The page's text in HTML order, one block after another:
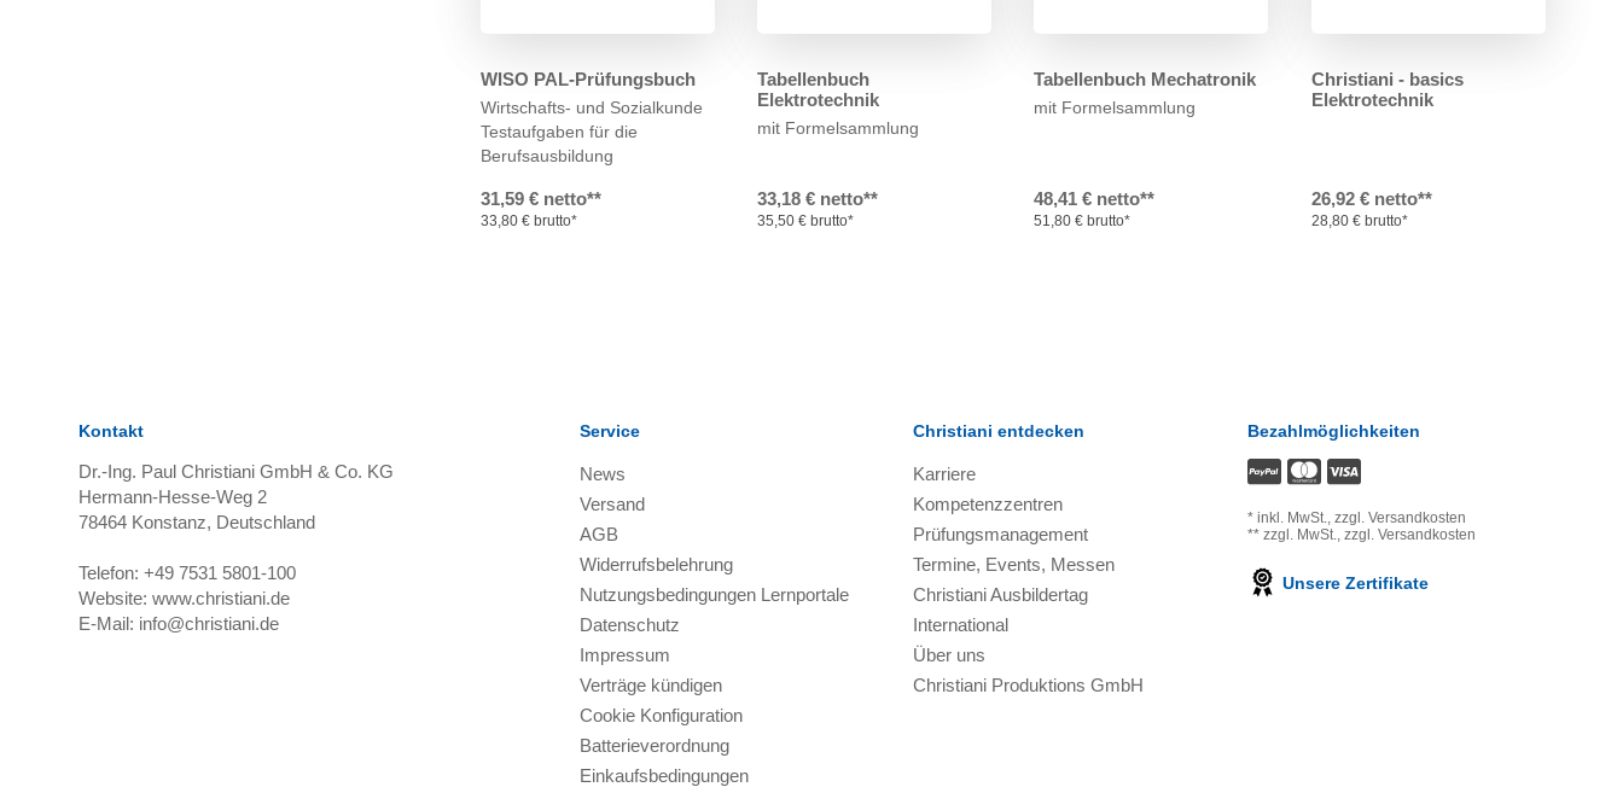
WISO PAL-Prüfungsbuch
Wirtschafts- und Sozialkunde
Testaufgaben für die
Berufsausbildung
31,59 € netto**
33,80 € brutto*
Tabellenbuch
Elektrotechnik
mit Formelsammlung
33,18 € netto**
35,50 € brutto*
Tabellenbuch Mechatronik
mit Formelsammlung
48,41 € netto**
51,80 € brutto*
Christiani - basics
Elektrotechnik
26,92 € netto**
28,80 € brutto*
Kontakt
Dr.-Ing. Paul Christiani GmbH & Co. KG
Hermann-Hesse-Weg 2
78464Konstanz, Deutschland
Telefon: +49 7531 5801-100
Website: www.christiani.de
E-Mail: info@christiani.de
Service
News
Versand
AGB
Widerrufsbelehrung
Nutzungsbedingungen Lernportale
Datenschutz
Impressum
Verträge kündigen
Cookie Konfiguration
Batterieverordnung
Einkaufsbedingungen
Christiani entdecken
Karriere
Kompetenzzentren
Prüfungsmanagement
Termine, Events, Messen
Christiani Ausbildertag
International
Über uns
Christiani Produktions GmbH
Bezahlmöglichkeiten
* inkl. MwSt., zzgl. Versandkosten
** zzgl. MwSt., zzgl. Versandkosten
Unsere Zertifikate